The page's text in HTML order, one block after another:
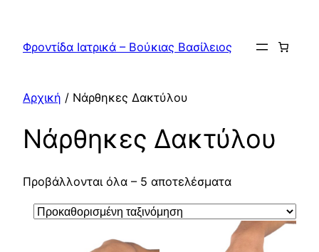
περιεχόμενο
Φροντίδα Ιατρικά – Βούκιας Βασίλειος
Αρχική / Νάρθηκες Δακτύλου
Νάρθηκες Δακτύλου
Προβάλλονται όλα – 5 αποτελέσματα